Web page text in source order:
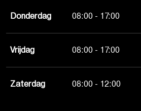
Donderdag 08:00 - 17:00
Vrijdag 08:00 - 17:00
Zaterdag 08:00 - 12:00